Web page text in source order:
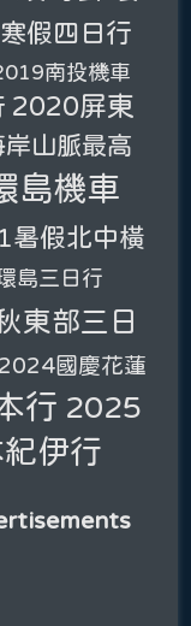
假四日行
南投機車
2020屏東
山脈最高
島機車
暑假北中橫
島三日行
東部三日
2024國慶花蓮
行 2025
伊行